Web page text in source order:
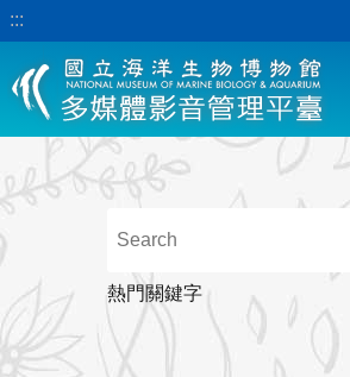
跳到主要內容區塊
:::
熱門關鍵字